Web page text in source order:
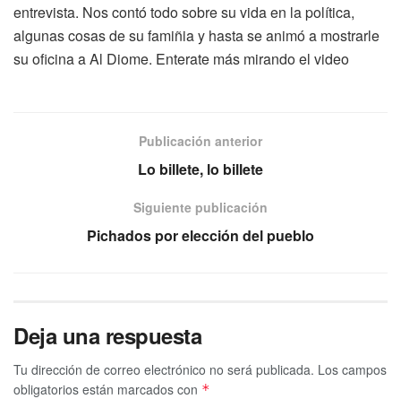
entrevista. Nos contó todo sobre su vida en la política,
algunas cosas de su famiñia y hasta se animó a mostrarle
su oficina a Al Diome. Enterate más mirando el video
Publicación anterior
Lo billete, lo billete
Siguiente publicación
Pichados por elección del pueblo
Deja una respuesta
Tu dirección de correo electrónico no será publicada. Los campos
obligatorios están marcados con *